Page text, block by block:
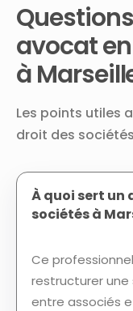
avocat
à
Les points utiles
droit des
À quoi sert un
sociétés à
Ce
restructurer une
entre associés